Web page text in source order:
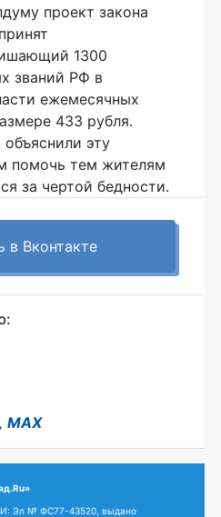
проект закона
1300
званий РФ в
ежемесячных
433 рубля.
эту
помочь тем жителям
за чертой бедности.
в Вконтакте
, MAX
Эл № ФС77-43520, выдано